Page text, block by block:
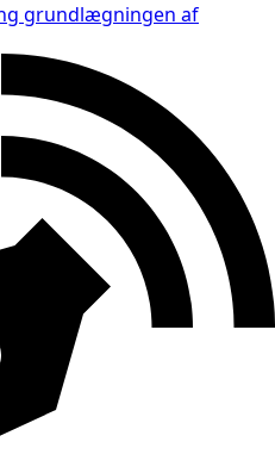
grundlægningen af